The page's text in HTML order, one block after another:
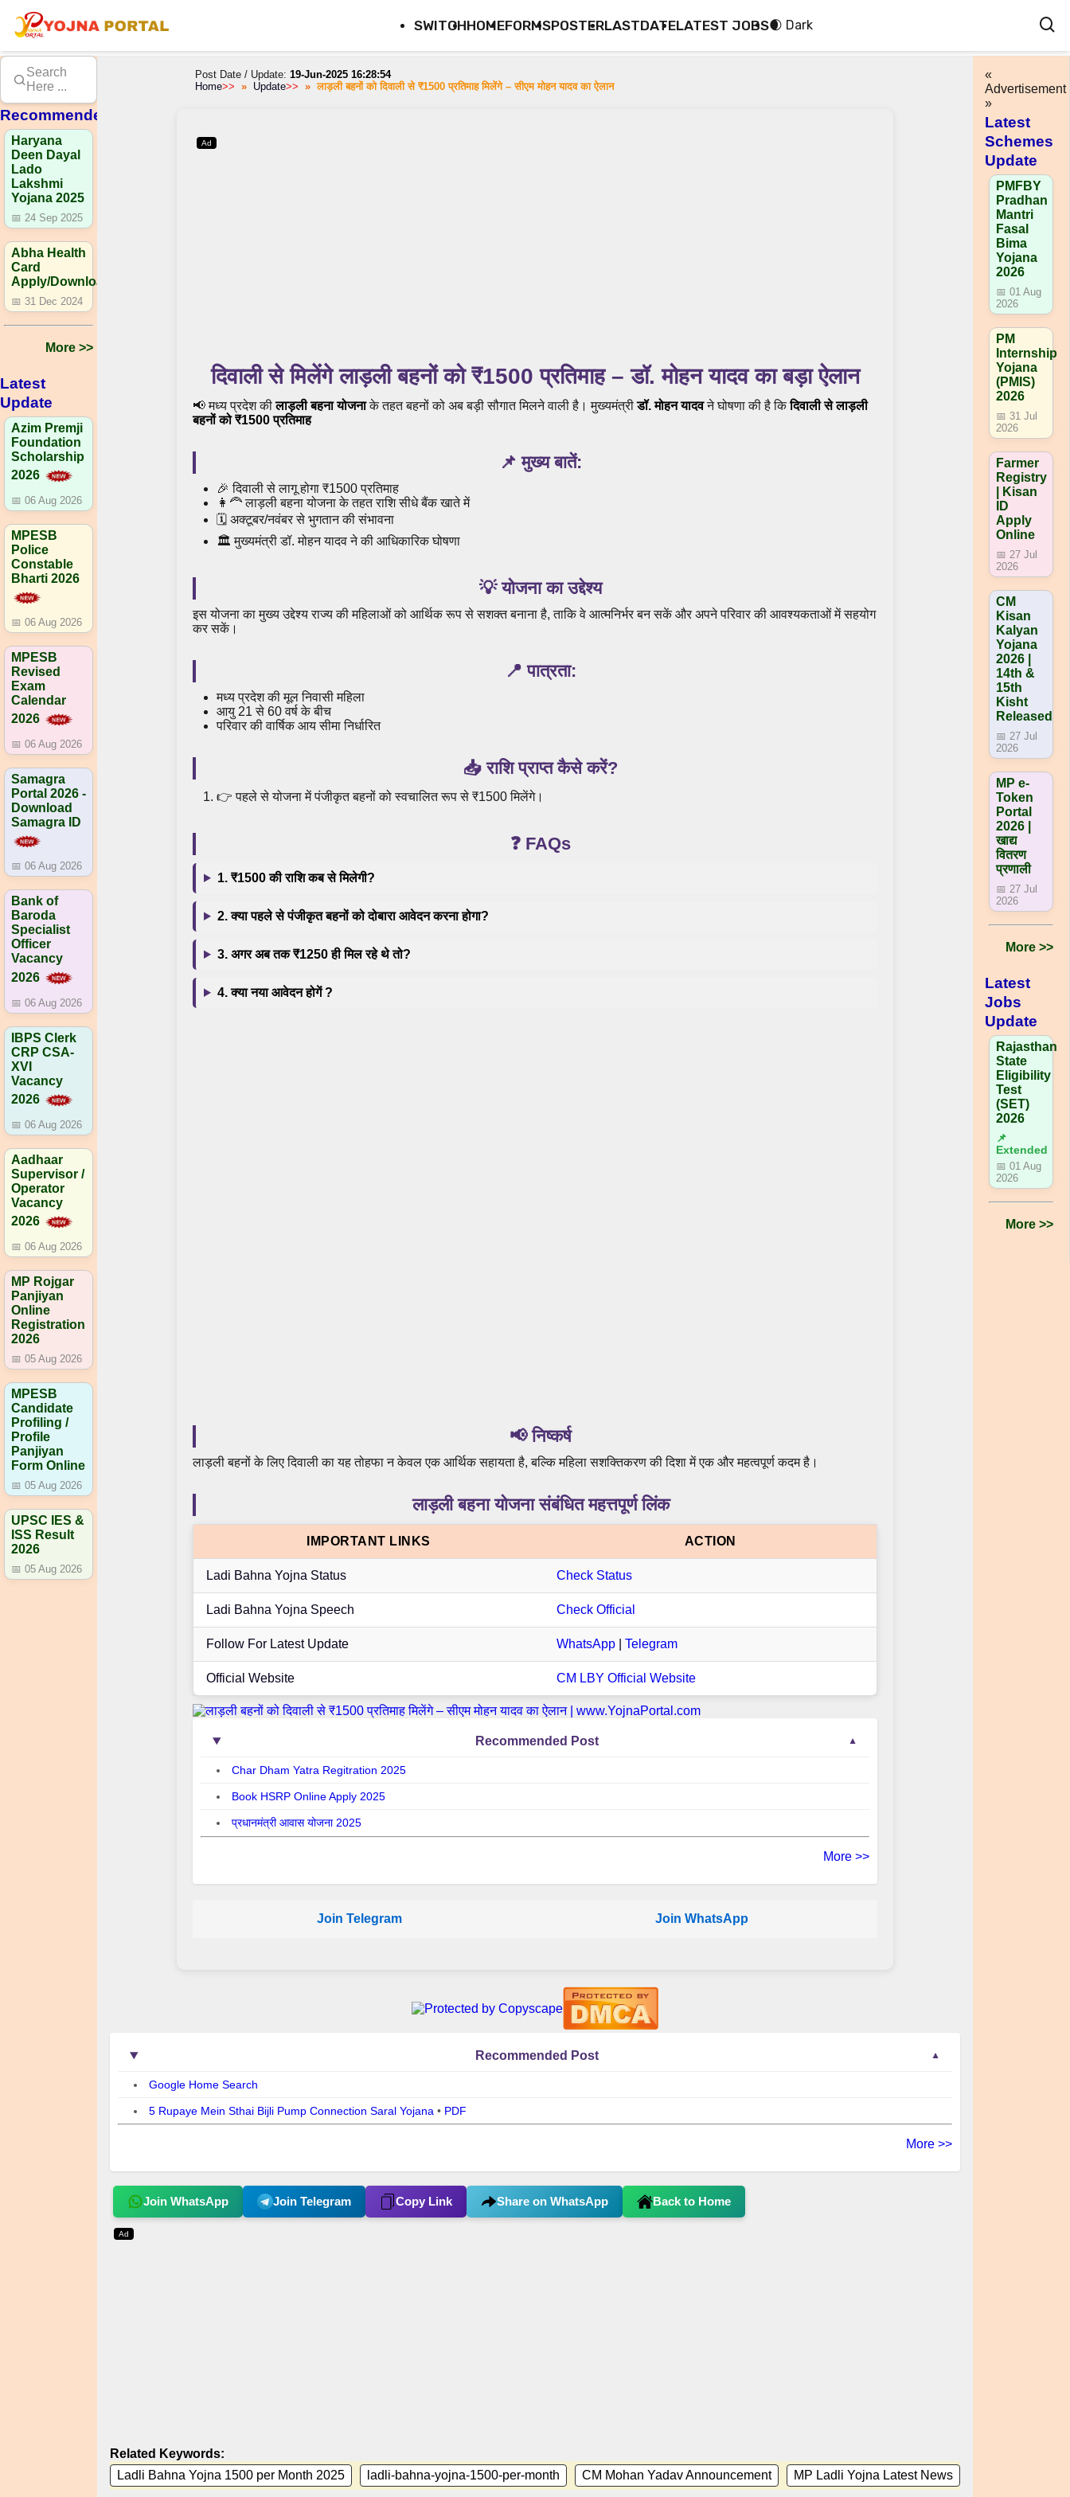
SWITCHHOMEFORMSPOSTERLASTDATELATEST JOBS🌒 Dark
Search
Here ...
Recommended
Haryana
Deen Dayal
Lado
Lakshmi
Yojana 2025
📅 24 Sep 2025
Abha Health
Card
Apply/Download
📅 31 Dec 2024
More >>
Latest
Update
Azim Premji
Foundation
Scholarship
2026
📅 06 Aug 2026
MPESB
Police
Constable
Bharti 2026
📅 06 Aug 2026
MPESB
Revised
Exam
Calendar
2026
📅 06 Aug 2026
Samagra
Portal 2026 -
Download
Samagra ID
📅 06 Aug 2026
Bank of
Baroda
Specialist
Officer
Vacancy
2026
📅 06 Aug 2026
IBPS Clerk
CRP CSA-
XVI
Vacancy
2026
📅 06 Aug 2026
Aadhaar
Supervisor /
Operator
Vacancy
2026
📅 06 Aug 2026
MP Rojgar
Panjiyan
Online
Registration
2026
📅 05 Aug 2026
MPESB
Candidate
Profiling /
Profile
Panjiyan
Form Online
📅 05 Aug 2026
UPSC IES &
ISS Result
2026
📅 05 Aug 2026
Post Date / Update: 19-Jun-2025 16:28:54
Home>> Update>> लाड़ली बहनों को दिवाली से ₹1500 प्रतिमाह मिलेंगे – सीएम मोहन यादव का ऐलान
Ad
दिवाली से मिलेंगे लाड़ली बहनों को ₹1500 प्रतिमाह – डॉ. मोहन यादव का बड़ा ऐलान
📢 मध्य प्रदेश कीलाड़ली बहना योजनाके तहत बहनों को अब बड़ी सौगात मिलने वाली है। मुख्यमंत्रीडॉ. मोहन यादवने घोषणा की है किदिवाली से लाड़ली
बहनों को ₹1500 प्रतिमाह
📌 मुख्य बातें:
🎉 दिवाली से लागू होगा ₹1500 प्रतिमाह
👩‍🦰 लाड़ली बहना योजना के तहत राशि सीधे बैंक खाते में
🗓️ अक्टूबर/नवंबर से भुगतान की संभावना
🏛️ मुख्यमंत्री डॉ. मोहन यादव ने की आधिकारिक घोषणा
💡 योजना का उद्देश्य
इस योजना का मुख्य उद्देश्य राज्य की महिलाओं को आर्थिक रूप से सशक्त बनाना है, ताकि वे आत्मनिर्भर बन सकें और अपने परिवार की आवश्यकताओं में सहयोग
कर सकें।
📍 पात्रता:
मध्य प्रदेश की मूल निवासी महिला
आयु 21 से 60 वर्ष के बीच
परिवार की वार्षिक आय सीमा निर्धारित
📥 राशि प्राप्त कैसे करें?
👉 पहले से योजना में पंजीकृत बहनों को स्वचालित रूप से ₹1500 मिलेंगे।
❓ FAQs
1. ₹1500 की राशि कब से मिलेगी?
2. क्या पहले से पंजीकृत बहनों को दोबारा आवेदन करना होगा?
3. अगर अब तक ₹1250 ही मिल रहे थे तो?
4. क्या नया आवेदन होगें ?
📢 निष्कर्ष
लाड़ली बहनों के लिए दिवाली का यह तोहफा न केवल एक आर्थिक सहायता है, बल्कि महिला सशक्तिकरण की दिशा में एक और महत्वपूर्ण कदम है।
लाड़ली बहना योजना संबंधित महत्तपूर्ण लिंक
IMPORTANT LINKS ACTION
Ladi Bahna Yojna Status Check Status
Ladi Bahna Yojna Speech Check Official
Follow For Latest Update WhatsApp Telegram
Official Website CM LBY Official Website
Recommended Post
Char Dham Yatra Regitration 2025
Book HSRP Online Apply 2025
प्रधानमंत्री आवास योजना 2025
More >>
Join Telegram Join WhatsApp
Recommended Post
Google Home Search
5 Rupaye Mein Sthai Bijli Pump Connection Saral Yojana • PDF
More >>
Join WhatsApp Join Telegram Copy Link Share on WhatsApp Back to Home
Ad
Related Keywords:
Ladli Bahna Yojna 1500 per Month 2025
ladli-bahna-yojna-1500-per-month CM Mohan Yadav Announcement MP Ladli Yojna Latest News
«
Advertisement
»
Latest
Schemes
Update
PMFBY
Pradhan
Mantri
Fasal
Bima
Yojana
2026
📅 01 Aug
2026
PM
Internship
Yojana
(PMIS)
2026
📅 31 Jul
2026
Farmer
Registry
| Kisan
ID
Apply
Online
📅 27 Jul
2026
CM
Kisan
Kalyan
Yojana
2026 |
14th &
15th
Kisht
Released
📅 27 Jul
2026
MP e-
Token
Portal
2026 |
खाद्य
वितरण
प्रणाली
📅 27 Jul
2026
More >>
Latest
Jobs
Update
Rajasthan
State
Eligibility
Test
(SET)
2026
📌
Extended
📅 01 Aug
2026
More >>